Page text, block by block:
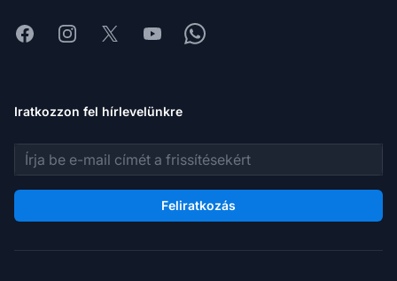
FacebookInstagram
X YoutubeWhatsapp
Iratkozzon fel hírlevelünkre
E-mail cím
Feliratkozás